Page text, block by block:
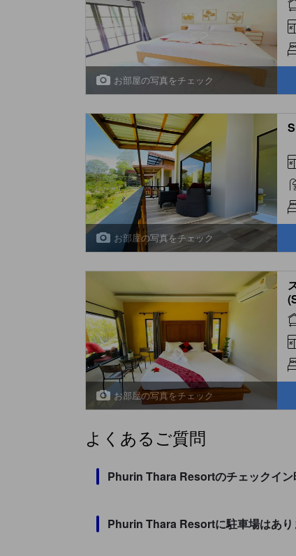
お部屋の写真をチェック
お部屋の写真をチェック
お部屋の写真をチェック
よくあるご質問
Phurin Thara Resortのチェックイン
Phurin Thara Resortに駐車場はあり